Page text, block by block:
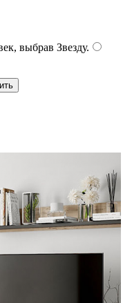
выбрав Звезду.